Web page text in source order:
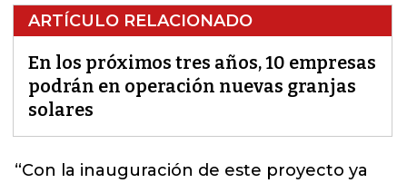
ARTÍCULO RELACIONADO
En los próximos tres años, 10 empresas
podrán en operación nuevas granjas
solares
“Con la inauguración de este proyecto ya